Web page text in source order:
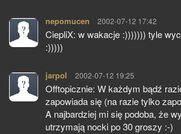
nepomucen pisze:
2002-07-12 17:42
CiepliX: w wakacje :))))))) tyle
:)))))
jarpol pisze:
2002-07-12 19:25
Offtopicznie: W każdym bądź
zapowiada się (na razie tylko
A najbardziej mi się podoba, że
utrzymają nocki po 30 groszy :-)